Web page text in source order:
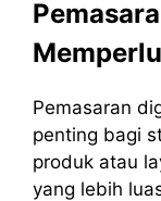
Pemasaran
penting bagi
produk atau
yang lebih